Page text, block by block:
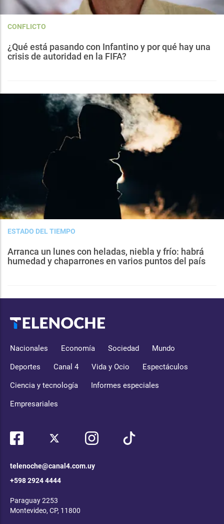
CONFLICTO
¿Qué está pasando con Infantino y por qué hay una
crisis de autoridad en la FIFA?
ESTADO DEL TIEMPO
Arranca un lunes con heladas, niebla y frío: habrá
humedad y chaparrones en varios puntos del país
Nacionales Economía Sociedad Mundo
Deportes Canal 4 Vida y Ocio Espectáculos
Ciencia y tecnología Informes especiales
Empresariales
telenoche@canal4.com.uy
+598 2924 4444
Paraguay 2253
Montevideo, CP, 11800